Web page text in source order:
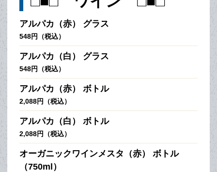
アルパカ（赤） グラス
548円（税込）
アルパカ（白） グラス
548円（税込）
アルパカ（赤） ボトル
2,088円（税込）
アルパカ（白） ボトル
2,088円（税込）
オーガニックワインメスタ（赤） ボトル
（750ml）